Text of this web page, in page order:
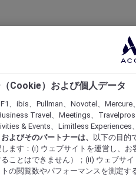
Cookie）および個人データ
、ibis、Pullman、Novotel、Mercure
Travel、Meetings、
& Events、Limitless
よびそのパートナーは、
以下の目的
ます：(i) ウェブサイトを運営し、
ことはできません）；(ii) ウェブサ
の閲覧数やパフォーマンスを測定